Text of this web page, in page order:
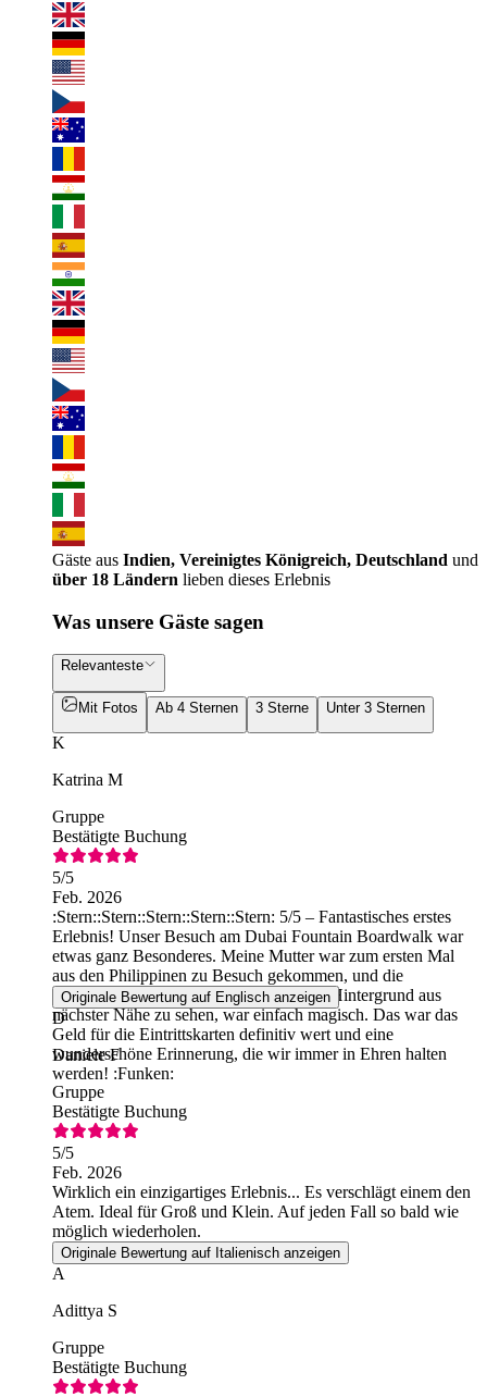
Gäste aus Indien, Vereinigtes Königreich, Deutschland und
über 18 Ländern lieben dieses Erlebnis
Was unsere Gäste sagen
Relevanteste
Mit Fotos Ab 4 Sternen 3 Sterne Unter 3 Sternen
K
Katrina M
Gruppe
Bestätigte Buchung
5/5
Feb. 2026
:Stern::Stern::Stern::Stern::Stern: 5/5 – Fantastisches erstes
Erlebnis! Unser Besuch am Dubai Fountain Boardwalk war
etwas ganz Besonderes. Meine Mutter war zum ersten Mal
aus den Philippinen zu Besuch gekommen, und die
Springbrunnen mit dem Burj Khalifa im Hintergrund aus
nächster Nähe zu sehen, war einfach magisch. Das war das
Geld für die Eintrittskarten definitiv wert und eine
wunderschöne Erinnerung, die wir immer in Ehren halten
werden! :Funken:
Originale Bewertung auf Englisch anzeigen
D
Daniele F
Gruppe
Bestätigte Buchung
5/5
Feb. 2026
Wirklich ein einzigartiges Erlebnis... Es verschlägt einem den
Atem. Ideal für Groß und Klein. Auf jeden Fall so bald wie
möglich wiederholen.
Originale Bewertung auf Italienisch anzeigen
A
Adittya S
Gruppe
Bestätigte Buchung